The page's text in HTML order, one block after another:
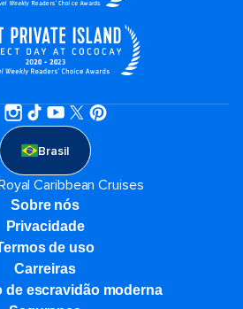
Brasil
Caribbean Cruises
Sobre nós
Privacidade
de uso
Carreiras
de escravidão moderna